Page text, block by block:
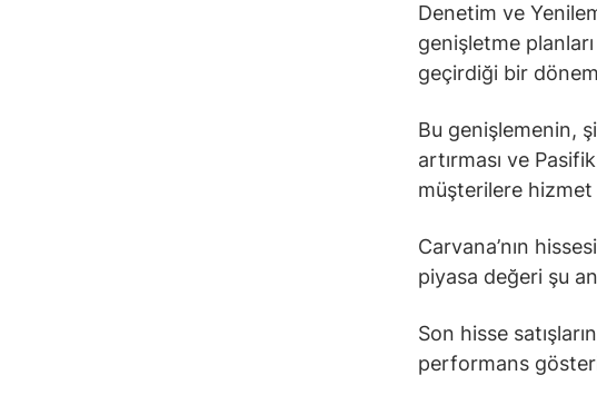
Denetim ve
genişletme
geçirdiği bir
Bu genişlemenin,
artırması ve
müşterilere
Carvana’nın
piyasa değeri şu
Son hisse
performans